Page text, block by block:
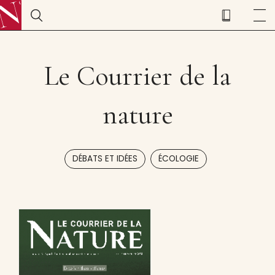
Le Courrier de la
nature
DÉBATS ET IDÉES , ÉCOLOGIE